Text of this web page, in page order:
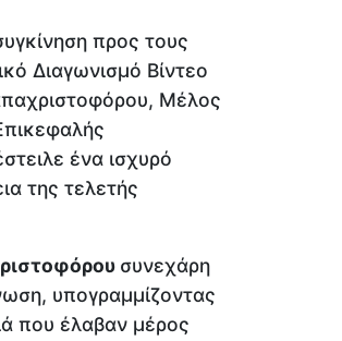
προς τους
Διαγωνισμό Βίντεο
Μέλος
ένα ισχυρό
της τελετής
συνεχάρη
υπογραμμίζοντας
που έλαβαν μέρος